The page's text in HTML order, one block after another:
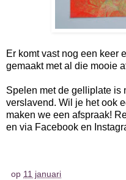
Er komt vast nog een keer
gemaakt met al die mooie
Spelen met de gelliplate is
verslavend. Wil je het ook
maken we een afspraak!
en via Facebook en
op 11 januari